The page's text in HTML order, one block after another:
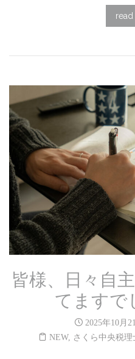
皆様、日々自
てますで
2025年10月
NEW, さくら中央税理